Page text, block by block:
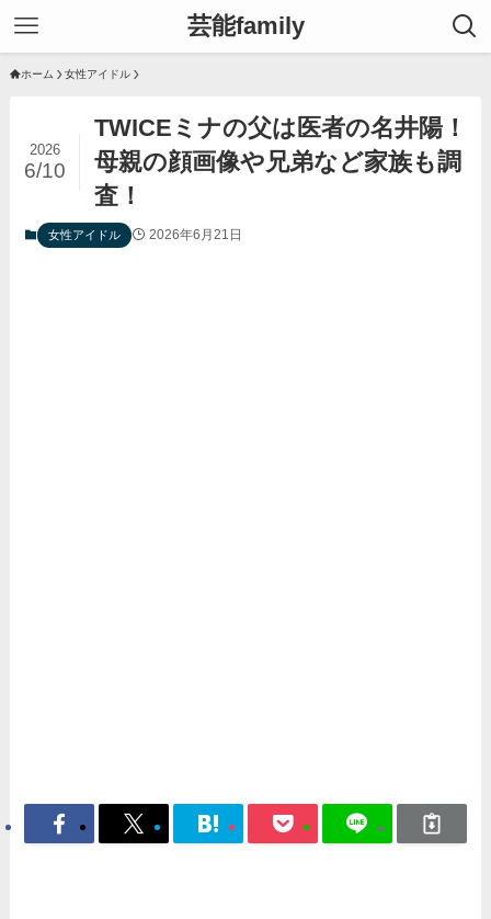
芸能family
ホーム 女性アイドル
TWICEミナの父は医者の名井陽！
母親の顔画像や兄弟など家族も調
査！
2026
6/10
女性アイドル 2026年6月21日